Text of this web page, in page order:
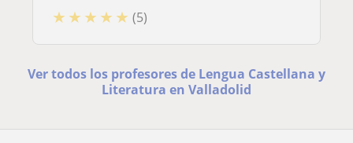
★ ★ ★ ★ ★ (5)
Ver todos los profesores de Lengua Castellana y
Literatura en Valladolid